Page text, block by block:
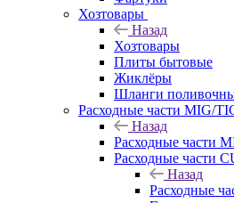
Хозтовары
Назад
Хозтовары
Плиты бытовые
Жиклёры
Шланги
Расходные части MIG/
Назад
Расходные части
Расходные части
Назад
Расходные